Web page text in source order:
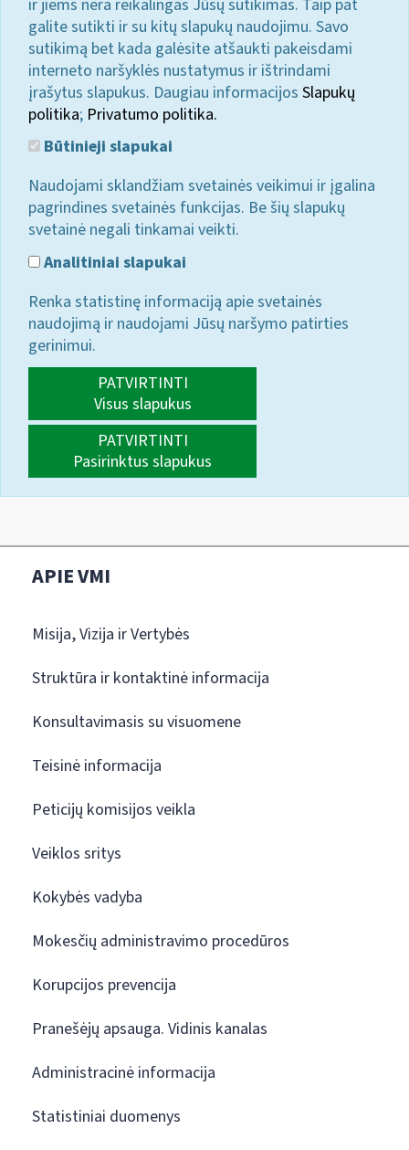
ir jiems nėra reikalingas Jūsų sutikimas. Taip pat
galite sutikti ir su kitų slapukų naudojimu. Savo
sutikimą bet kada galėsite atšaukti pakeisdami
interneto naršyklės nustatymus ir ištrindami
įrašytus slapukus. Daugiau informacijos Slapukų
politika; Privatumo politika.
Būtinieji slapukai
Naudojami sklandžiam svetainės veikimui ir įgalina
pagrindines svetainės funkcijas. Be šių slapukų
svetainė negali tinkamai veikti.
Analitiniai slapukai
Renka statistinę informaciją apie svetainės
naudojimą ir naudojami Jūsų naršymo patirties
gerinimui.
PATVIRTINTI
Visus slapukus
PATVIRTINTI
Pasirinktus slapukus
APIE VMI
Misija, Vizija ir Vertybės
Struktūra ir kontaktinė informacija
Konsultavimasis su visuomene
Teisinė informacija
Peticijų komisijos veikla
Veiklos sritys
Kokybės vadyba
Mokesčių administravimo procedūros
Korupcijos prevencija
Pranešėjų apsauga. Vidinis kanalas
Administracinė informacija
Statistiniai duomenys